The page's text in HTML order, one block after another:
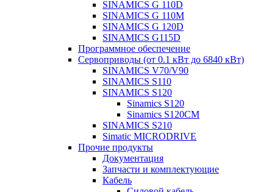
SINAMICS G 110D
SINAMICS G 110M
SINAMICS G 120D
SINAMICS G115D
Программное обеспечение
Сервоприводы (от 0.1 кВт до 6840 кВт)
SINAMICS V70/V90
SINAMICS S110
SINAMICS S120
Sinamics S120
Sinamics S120CM
SINAMICS S210
Simatic MICRODRIVE
Прочие продукты
Документация
Запчасти и комплектующие
Кабель